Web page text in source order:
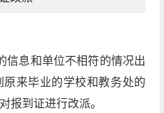
信息和单位不相符的情况出
来毕业的学校和教务处的
报到证进行改派。